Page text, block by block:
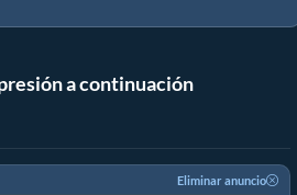
a continuación
Eliminar anuncio